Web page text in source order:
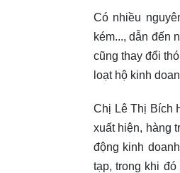
Có nhiều
kém..., dẫn đến
cũng thay đổi
loạt hộ kinh
Chị Lê Thị Bích
xuất hiện, hàng
động kinh
tạp, trong khi